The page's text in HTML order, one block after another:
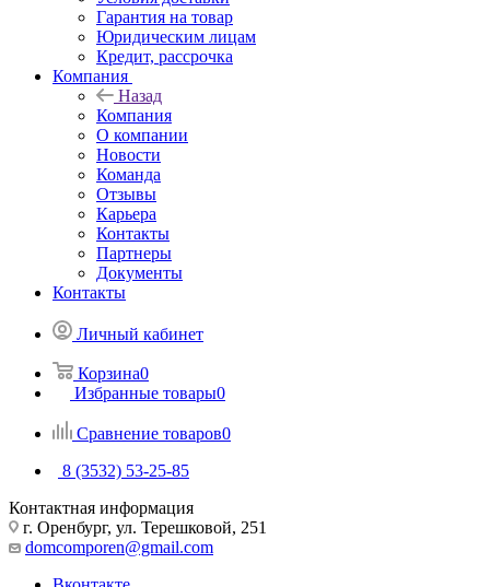
Гарантия на товар
Юридическим лицам
Кредит, рассрочка
Компания
Назад
Компания
О компании
Новости
Команда
Отзывы
Карьера
Контакты
Партнеры
Документы
Контакты
Личный кабинет
Корзина0
Избранные товары0
Сравнение товаров0
8 (3532) 53-25-85
Контактная информация
г. Оренбург, ул. Терешковой, 251
domcomporen@gmail.com